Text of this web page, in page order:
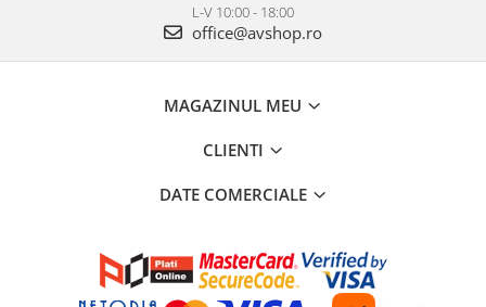
L-V 10:00 - 18:00
office@avshop.ro
MAGAZINUL MEU
CLIENTI
DATE COMERCIALE